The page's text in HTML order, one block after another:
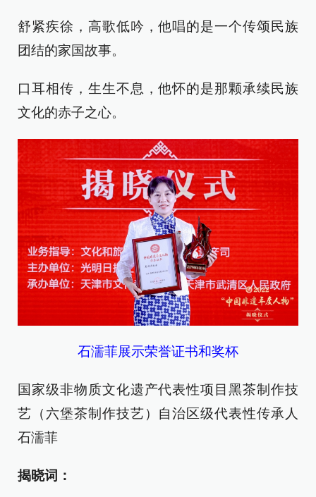
舒紧疾徐，高歌低吟，他唱的是一个传颂民族
团结的家国故事。
口耳相传，生生不息，他怀的是那颗承续民族
文化的赤子之心。
石濡菲展示荣誉证书和奖杯
国家级非物质文化遗产代表性项目黑茶制作技
艺（六堡茶制作技艺）自治区级代表性传承人
石濡菲
揭晓词：